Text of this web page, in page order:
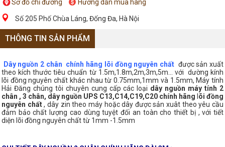
Sơ đồ chỉ đường Hướng dẫn mua hàng
Số 205 Phố Chùa Láng, Đống Đa, Hà Nội
THÔNG TIN SẢN PHẨM
Dây nguồn 2 chân chính hãng lõi đồng nguyên chất được sản xuất
theo kích thước tiêu chuẩn từ 1.5m,1.8m,2m,3m,5m... với dường kính
lõi đồng nguyên chất khác nhau từ 0.75mm,1mm và 1.5mm, Máy tính
Hải Đăng chúng tôi chuyên cung cấp các loại dây nguồn máy tính 2
chân , 3 chân, dây nguồn UPS C13,C14,C19,C20 chính hãng õi đồng
nguyên chất, dây zin theo máy hoặc dây được sản xuât theo yêu cầu
đảm bảo chất lượng cao dùng tuyệt đối an toàn cho thiết bị , với tiết
diện lõi đồng nguyên chất từ 1mm -1.5mm